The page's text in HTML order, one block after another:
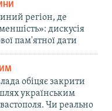
регіон, де
дискусія
пам'ятної дати
обіцяє закрити
українським
Чи реально